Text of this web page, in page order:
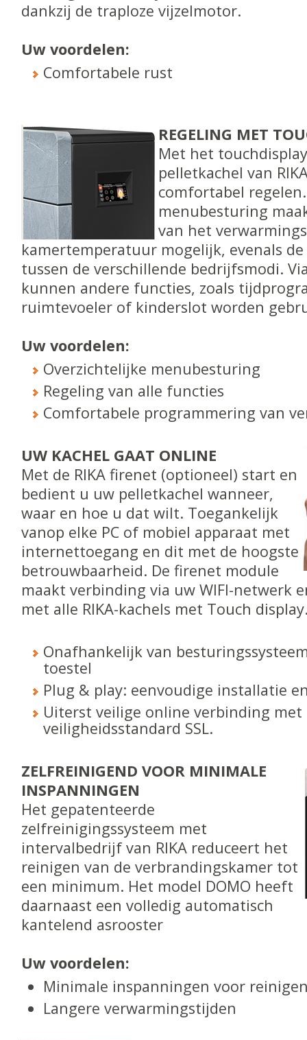
dankzij de traploze vijzelmotor.
Uw voordelen:
Comfortabele rust
REGELING MET
Met het
pelletkachel van
comfortabel
menubesturing
van het
kamertemperatuur mogelijk, evenals
tussen de verschillende bedrijfsmodi.
kunnen andere functies, zoals
ruimtevoeler of kinderslot worden
Uw voordelen:
Overzichtelijke menubesturing
Regeling van alle functies
Comfortabele programmering van
UW KACHEL GAAT ONLINE
Met de RIKA firenet (optioneel) start en
bedient u uw pelletkachel wanneer,
waar en hoe u dat wilt. Toegankelijk
vanop elke PC of mobiel apparaat met
internettoegang en dit met de hoogste
betrouwbaarheid. De firenet module
maakt verbinding via uw WIFI-netwerk
met alle RIKA-kachels met Touch
Onafhankelijk van
toestel
Plug & play: eenvoudige installatie
Uiterst veilige online verbinding met
veiligheidsstandard SSL.
ZELFREINIGEND VOOR MINIMALE
INSPANNINGEN
Het gepatenteerde
zelfreinigingssysteem met
intervalbedrijf van RIKA reduceert het
reinigen van de verbrandingskamer tot
een minimum. Het model DOMO heeft
daarnaast een volledig automatisch
kantelend asrooster
Uw voordelen:
Minimale inspanningen voor
Langere verwarmingstijden